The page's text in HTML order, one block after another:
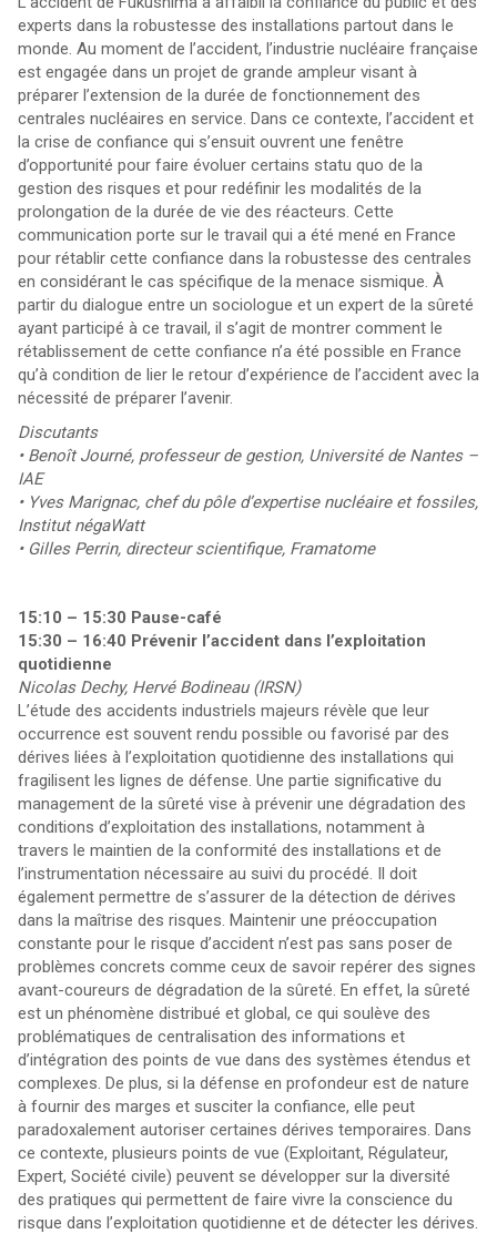
experts dans la robustesse des installations partout dans le
monde. Au moment de l’accident, l’industrie nucléaire française
est engagée dans un projet de grande ampleur visant à
préparer l’extension de la durée de fonctionnement des
centrales nucléaires en service. Dans ce contexte, l’accident et
la crise de confiance qui s’ensuit ouvrent une fenêtre
d’opportunité pour faire évoluer certains statu quo de la
gestion des risques et pour redéfinir les modalités de la
prolongation de la durée de vie des réacteurs. Cette
communication porte sur le travail qui a été mené en France
pour rétablir cette confiance dans la robustesse des centrales
en considérant le cas spécifique de la menace sismique. À
partir du dialogue entre un sociologue et un expert de la sûreté
ayant participé à ce travail, il s’agit de montrer comment le
rétablissement de cette confiance n’a été possible en France
qu’à condition de lier le retour d’expérience de l’accident avec la
nécessité de préparer l’avenir.
Discutants
• Benoît Journé, professeur de gestion, Université de Nantes –
IAE
• Yves Marignac, chef du pôle d’expertise nucléaire et fossiles,
Institut négaWatt
• Gilles Perrin, directeur scientifique, Framatome
15:10 – 15:30 Pause-café
15:30 – 16:40 Prévenir l’accident dans l’exploitation
quotidienne
Nicolas Dechy, Hervé Bodineau (IRSN)​
L’étude des accidents industriels majeurs révèle que leur
occurrence est souvent rendu possible ou favorisé par des
dérives liées à l’exploitation quotidienne des installations qui
fragilisent les lignes de défense. Une partie significative du
management de la sûreté vise à prévenir une dégradation des
conditions d’exploitation des installations, notamment à
travers le maintien de la conformité des installations et de
l’instrumentation nécessaire au suivi du procédé. Il doit
également permettre de s’assurer de la détection de dérives
dans la maîtrise des risques. Maintenir une préoccupation
constante pour le risque d’accident n’est pas sans poser de
problèmes concrets comme ceux de savoir repérer des signes
avant-coureurs de dégradation de la sûreté. En effet, la sûreté
est un phénomène distribué et global, ce qui soulève des
problématiques de centralisation des informations et
d’intégration des points de vue dans des systèmes étendus et
complexes. De plus, si la défense en profondeur est de nature
à fournir des marges et susciter la confiance, elle peut
paradoxalement autoriser certaines dérives temporaires. Dans
ce contexte, plusieurs points de vue (Exploitant, Régulateur,
Expert, Société civile) peuvent se développer sur la diversité
des pratiques qui permettent de faire vivre la conscience du
risque dans l’exploitation quotidienne et de détecter les dérives.